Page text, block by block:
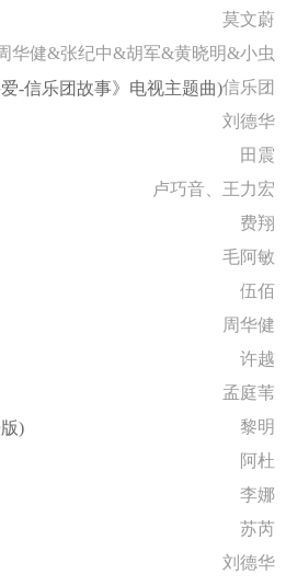
莫文蔚
华健&张纪中&胡军&黄晓明&小虫
-信乐团故事》电视主题曲)信乐团
刘德华
田震
卢巧音、王力宏
费翔
毛阿敏
伍佰
周华健
许越
孟庭苇
)
黎明
阿杜
李娜
苏芮
刘德华